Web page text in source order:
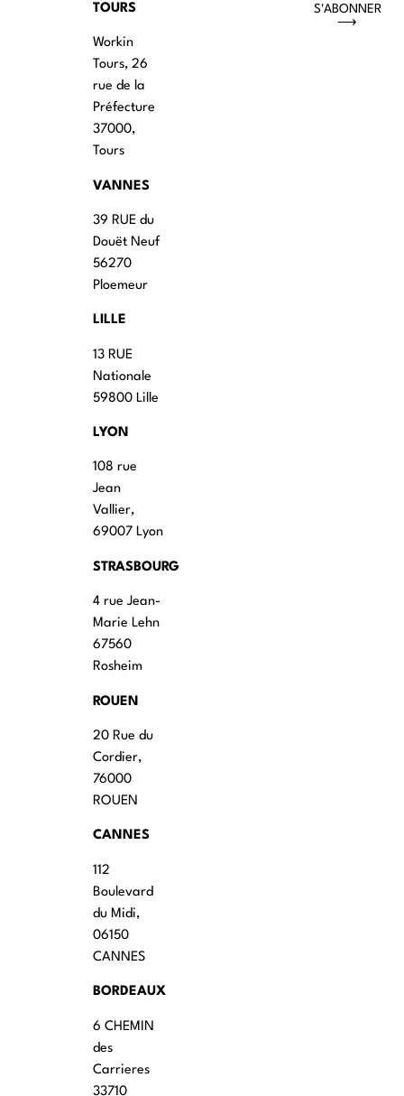
TOURS
Workin
Tours, 26
rue de la
Préfecture
37000,
Tours
VANNES
39 RUE du
Douët Neuf
56270
Ploemeur
LILLE
13 RUE
Nationale
59800 Lille
LYON
108 rue
Jean
Vallier,
69007 Lyon
STRASBOURG
4 rue Jean-
Marie Lehn
67560
Rosheim
ROUEN
20 Rue du
Cordier,
76000
ROUEN
CANNES
112
Boulevard
du Midi,
06150
CANNES
BORDEAUX
6 CHEMIN
des
Carrieres
33710
S'ABONNER
⟶